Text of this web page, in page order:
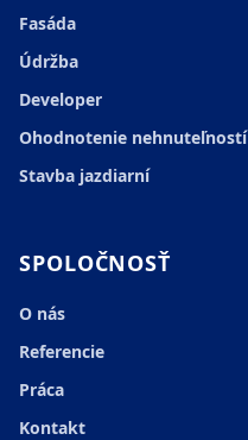
Fasáda
Údržba
Developer
Ohodnotenie nehnuteľností
Stavba jazdiarní
SPOLOČNOSŤ
O nás
Referencie
Práca
Kontakt